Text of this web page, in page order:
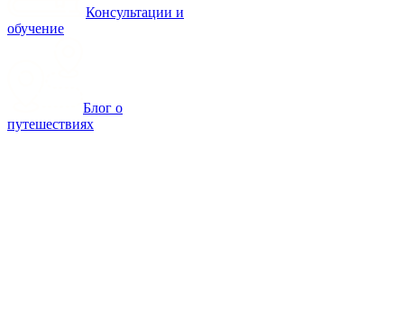
Консультации и
обучение
Блог о
путешествиях